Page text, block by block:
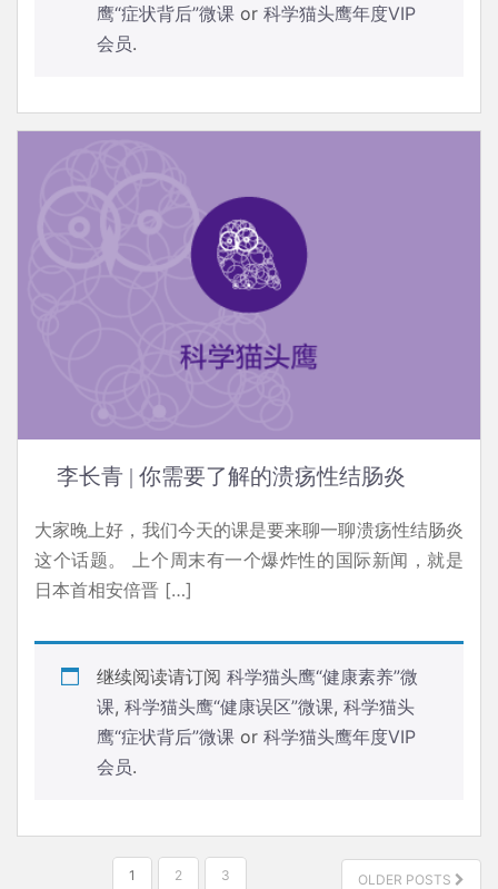
鹰“症状背后”微课 or 科学猫头鹰年度VIP
会员.
李长青 | 你需要了解的溃疡性结肠炎
大家晚上好，我们今天的课是要来聊一聊溃疡性结肠炎
这个话题。 上个周末有一个爆炸性的国际新闻，就是
日本首相安倍晋 […]
继续阅读请订阅 科学猫头鹰“健康素养”微
课, 科学猫头鹰“健康误区”微课, 科学猫头
鹰“症状背后”微课 or 科学猫头鹰年度VIP
会员.
1 2 3 OLDER POSTS